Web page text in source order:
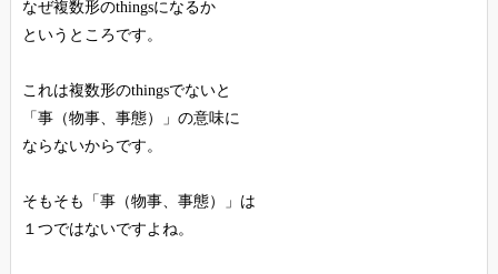
なぜ複数形のthingsになるか
というところです。
これは複数形のthingsでないと
「事（物事、事態）」の意味に
ならないからです。
そもそも「事（物事、事態）」は
１つではないですよね。